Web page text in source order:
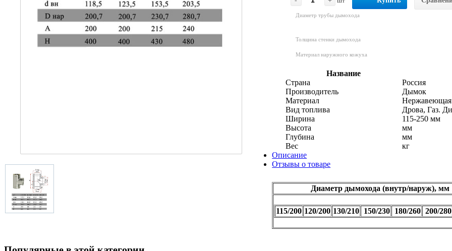
Диаметр трубы дымохода
Толщина стенки дымохода
Материал наружного кожуха
Название
Страна
Россия
Производитель
Дымок
Материал
Нержавеющая
Вид топлива
Дрова, Газ.
Ширина
115-250 мм
Высота
мм
Глубина
мм
Вес
кг
Описание
Отзывы о товаре
Диаметр дымохода (внутр/наруж), мм
115/200 120/200 130/210 150/230 180/260 200/280